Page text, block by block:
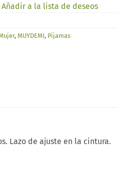
Añadir a la lista de deseos
, MUYDEMI, Pijamas
Lazo de ajuste en la cintura.